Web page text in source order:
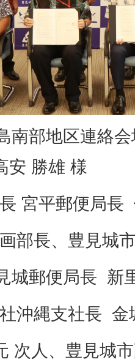
南部地区連絡
安 勝雄 様
宮平郵便局長
部長、豊見城
城郵便局長 新
沖縄支社長
次人、豊見城